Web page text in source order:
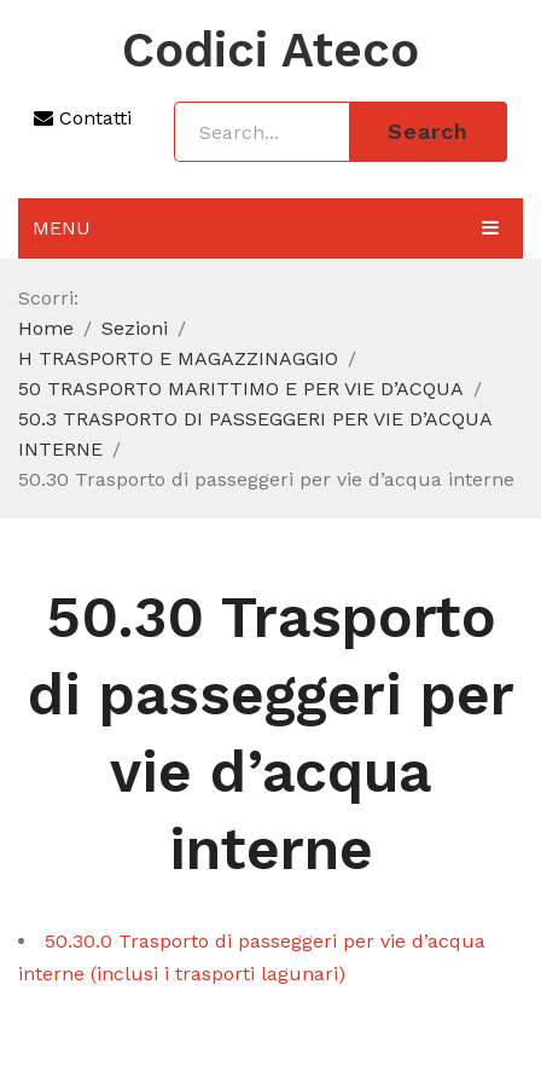
Codici Ateco
Contatti
Search
MENU
AGGIORNAMENTO 2025
SEZIONI
CODICE ATECO A COSA SERVE
CODICE FISCALE
Scorri:
Home
Sezioni
H TRASPORTO E MAGAZZINAGGIO
50 TRASPORTO MARITTIMO E PER VIE D’ACQUA
50.3 TRASPORTO DI PASSEGGERI PER VIE D’ACQUA
INTERNE
50.30 Trasporto di passeggeri per vie d’acqua interne
50.30 Trasporto
di passeggeri per
vie d’acqua
interne
50.30.0 Trasporto di passeggeri per vie d’acqua
interne (inclusi i trasporti lagunari)